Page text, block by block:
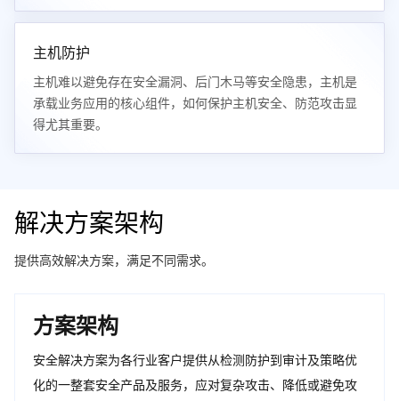
主机防护
主机难以避免存在安全漏洞、后门木马等安全隐患，主机是
承载业务应用的核心组件，如何保护主机安全、防范攻击显
得尤其重要。
解决方案架构
提供高效解决方案，满足不同需求。
方案架构
安全解决方案为各行业客户提供从检测防护到审计及策略优
化的一整套安全产品及服务，应对复杂攻击、降低或避免攻